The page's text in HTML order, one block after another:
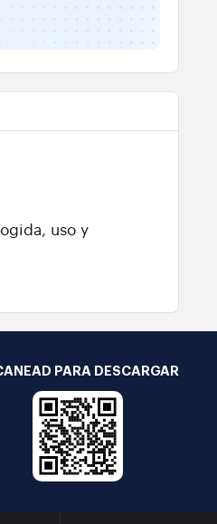
uso y
PARA DESCARGAR